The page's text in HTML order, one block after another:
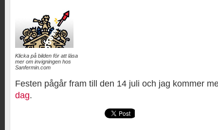
Klicka på bilden för att läsa
mer om invigningen hos
Sanfermin.com
Festen pågår fram till den 14 juli och jag kommer
dag.